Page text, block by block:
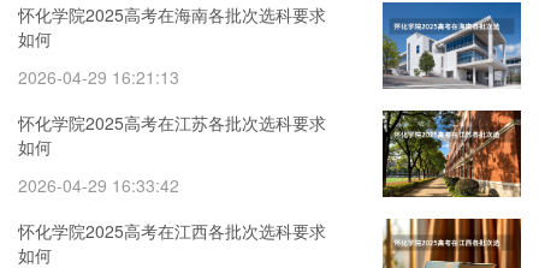
怀化学院2025高考在海南各批次选科要求
如何
2026-04-29 16:21:13
怀化学院2025高考在江苏各批次选科要求
如何
2026-04-29 16:33:42
怀化学院2025高考在江西各批次选科要求
如何